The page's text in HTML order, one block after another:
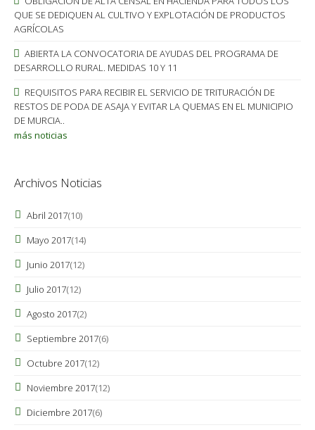
QUE SE DEDIQUEN AL CULTIVO Y EXPLOTACIÓN DE PRODUCTOS
AGRÍCOLAS
ABIERTA LA CONVOCATORIA DE AYUDAS DEL PROGRAMA DE
DESARROLLO RURAL. MEDIDAS 10 Y 11
REQUISITOS PARA RECIBIR EL SERVICIO DE TRITURACIÓN DE
RESTOS DE PODA DE ASAJA Y EVITAR LA QUEMAS EN EL MUNICIPIO
DE MURCIA..
más noticias
Archivos Noticias
Abril 2017(10)
Mayo 2017(14)
Junio 2017(12)
Julio 2017(12)
Agosto 2017(2)
Septiembre 2017(6)
Octubre 2017(12)
Noviembre 2017(12)
Diciembre 2017(6)